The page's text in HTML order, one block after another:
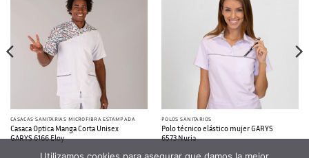
CASACAS SANITARIAS MICROFIBRA ESTAMPADA
Casaca Optica Manga Corta Unisex
GARYS 6166 Eloy
POLOS SANITARIOS
Polo técnico elástico mujer GARYS
6573 Nuria